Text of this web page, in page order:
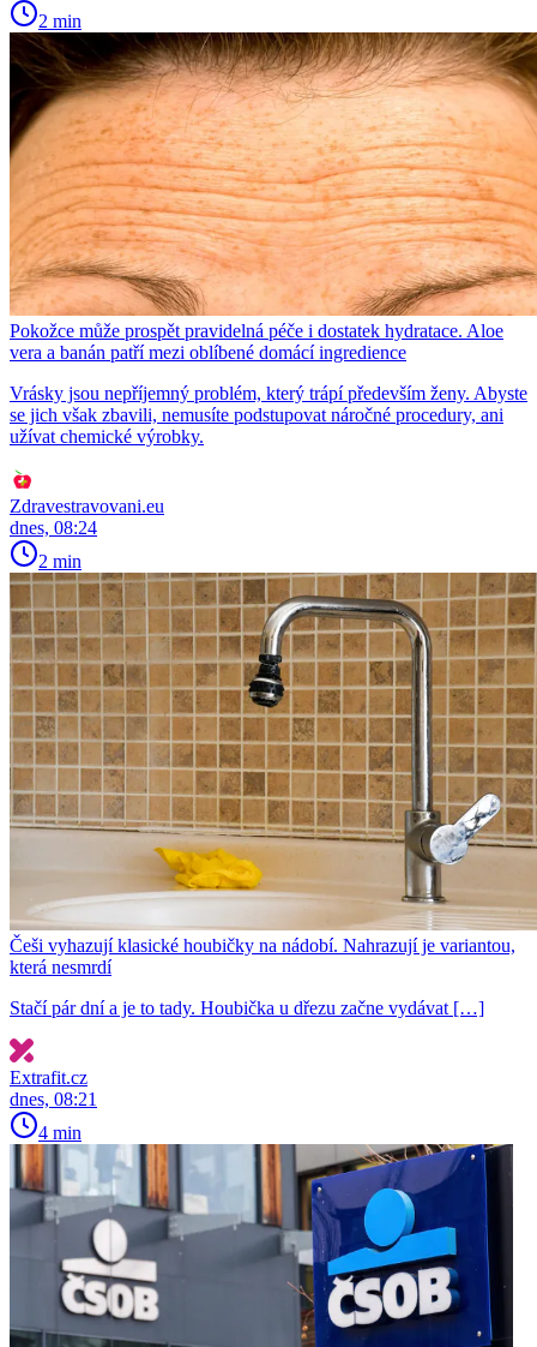
2 min
Pokožce může prospět pravidelná péče i dostatek hydratace. Aloe
vera a banán patří mezi oblíbené domácí ingredience
Vrásky jsou nepříjemný problém, který trápí především ženy. Abyste
se jich však zbavili, nemusíte podstupovat náročné procedury, ani
užívat chemické výrobky.
Zdravestravovani.eu
dnes, 08:24
2 min
Češi vyhazují klasické houbičky na nádobí. Nahrazují je variantou,
která nesmrdí
Stačí pár dní a je to tady. Houbička u dřezu začne vydávat […]
Extrafit.cz
dnes, 08:21
4 min